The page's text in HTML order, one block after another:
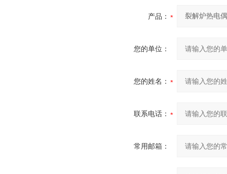
产品：
您的单位：
您的姓名：
联系电话：
常用邮箱：